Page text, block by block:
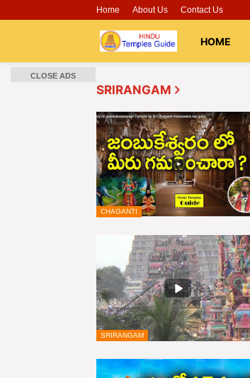
Home About Us Contact Us
HOME
SRIRANGAM
CHAGANTI
SRIRANGAM
CLOSE ADS